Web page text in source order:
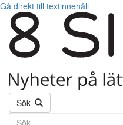
Gå direkt till textinnehåll
Sök
Söktext